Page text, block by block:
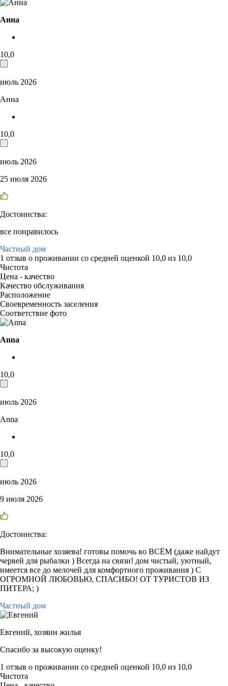
Анна
10,0
июль 2026
Анна
10,0
июль 2026
25 июля 2026
Достоинства:
все понравилось
Частный дом
1 отзыв о проживании со средней оценкой 10,0 из 10,0
Чистота
Цена - качество
Качество обслуживания
Расположение
Своевременность заселения
Соответствие фото
Anna
10,0
июль 2026
Anna
10,0
июль 2026
9 июля 2026
Достоинства:
Внимательные хозяева! готовы помочь во ВСЁМ (даже найдут
червей для рыбалки ) Всегда на связи! дом чистый, уютный,
имеется все до мелочей для комфортного проживания ) С
ОГРОМНОЙ ЛЮБОВЬЮ, СПАСИБО! ОТ ТУРИСТОВ ИЗ
ПИТЕРА; )
Частный дом
Евгений, хозяин жилья
Спасибо за высокую оценку!
1 отзыв о проживании со средней оценкой 10,0 из 10,0
Чистота